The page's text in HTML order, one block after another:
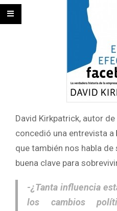
David Kirkpatrick, autor de
concedió una entrevista a
que también nos habla
buena clave para
-¿Tanta influencia
los cambios